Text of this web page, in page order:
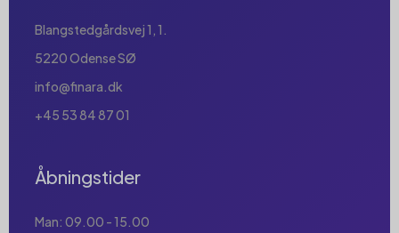
Blangstedgårdsvej 1, 1.
5220 Odense SØ
info@finara.dk
+45 53 84 87 01
Åbningstider
Man: 09.00 - 15.00